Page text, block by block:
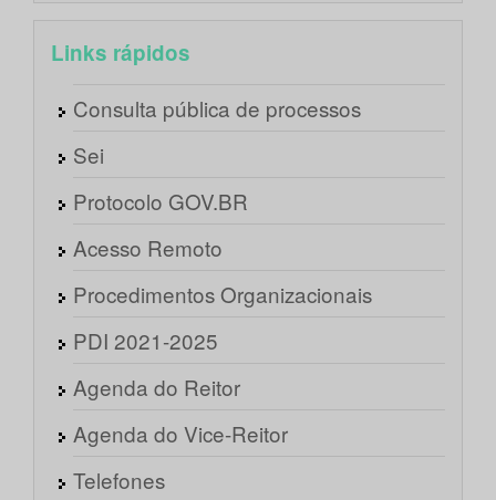
Links rápidos
Consulta pública de processos
Sei
Protocolo GOV.BR
Acesso Remoto
Procedimentos Organizacionais
PDI 2021-2025
Agenda do Reitor
Agenda do Vice-Reitor
Telefones